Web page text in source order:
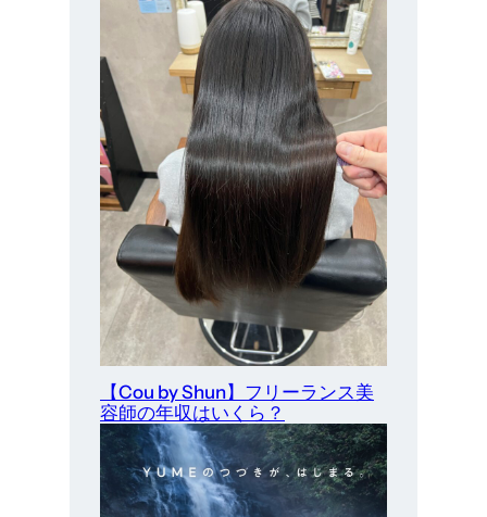
【Cou by Shun】フリーランス美
容師の年収はいくら？